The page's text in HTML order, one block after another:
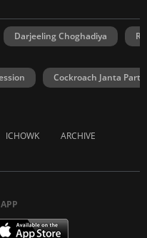
Darjeeling Choghadiya
Cockroach Janta
ICHOWK ARCHIVE